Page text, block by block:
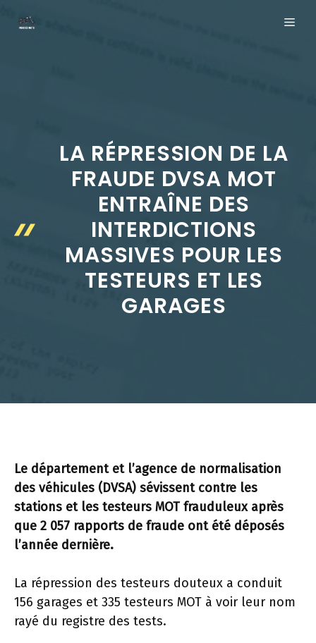
LA RÉPRESSION DE LA
FRAUDE DVSA MOT
ENTRAÎNE DES
INTERDICTIONS
MASSIVES POUR LES
TESTEURS ET LES
GARAGES
Le département et l’agence de normalisation
des véhicules (DVSA) sévissent contre les
stations et les testeurs MOT frauduleux après
que 2 057 rapports de fraude ont été déposés
l’année dernière.
La répression des testeurs douteux a conduit
156 garages et 335 testeurs MOT à voir leur nom
rayé du registre des tests.